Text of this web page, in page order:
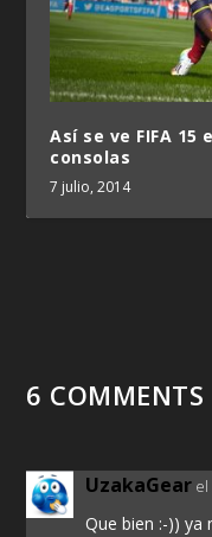
Así se ve FIFA
consolas
7 julio, 2014
6 COMMENTS
UzakaGear el
Que bien :-)) ya